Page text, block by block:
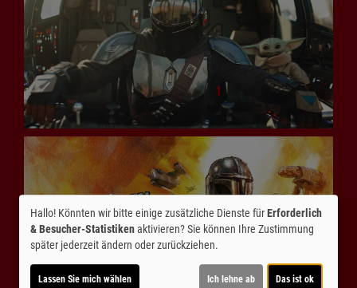
Hallo! Könnten wir bitte einige zusätzliche Dienste fürErforderlich
& Besucher-Statistikenaktivieren? Sie können Ihre Zustimmung
später jederzeit ändern oder zurückziehen.
Lassen Sie mich wählen Ich lehne ab Das ist ok